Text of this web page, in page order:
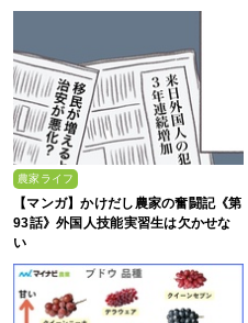
農家ライフ
【マンガ】かけだし農家の奮闘記《第
93話》外国人技能実習生は欠かせな
い